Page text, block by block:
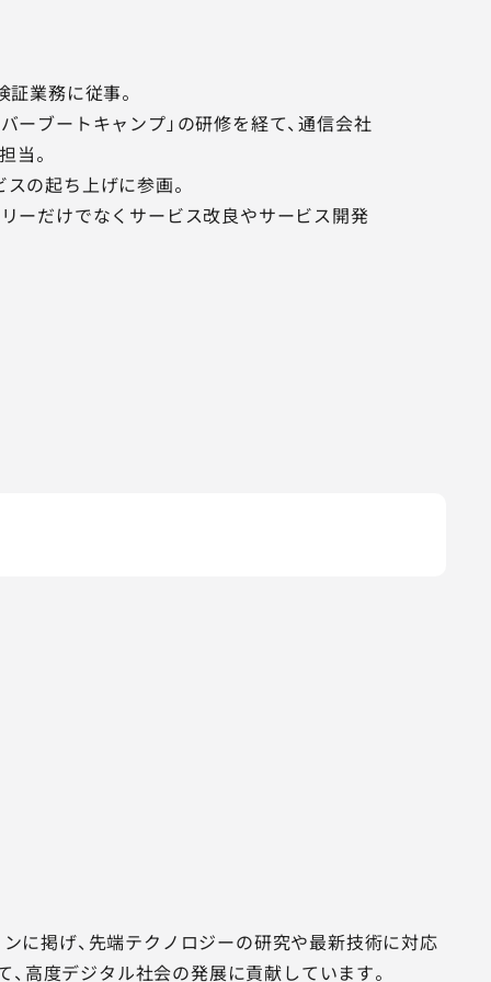
業務に従事。
ーブートキャンプ」の研修を経て、通信会社
当。
の起ち上げに参画。
ーだけでなくサービス改良やサービス開発
に掲げ、先端テクノロジーの研究や最新技術に対応
高度デジタル社会の発展に貢献しています。